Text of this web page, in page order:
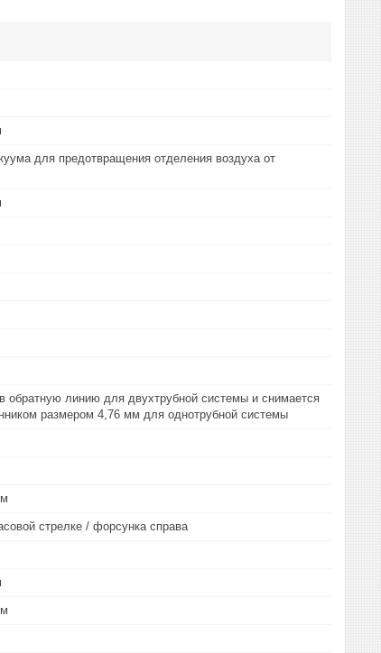
для предотвращения отделения воздуха от
обратную линию для двухтрубной системы и снимается
размером 4,76 мм для однотрубной системы
стрелке / форсунка справа